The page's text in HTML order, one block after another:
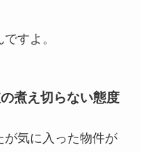
すよ。
煮え切らない態度
が気に入った物件が